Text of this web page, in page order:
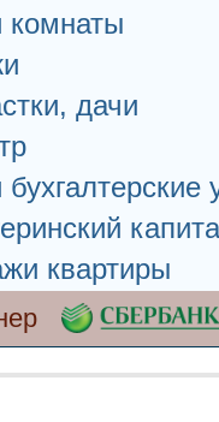
комнаты
дачи
квартиры